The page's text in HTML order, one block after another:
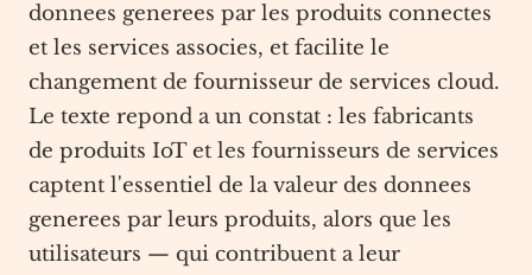
donnees generees par les produits connectes
et les services associes, et facilite le
changement de fournisseur de services cloud.
Le texte repond a un constat : les fabricants
de produits IoT et les fournisseurs de services
captent l'essentiel de la valeur des donnees
generees par leurs produits, alors que les
utilisateurs — qui contribuent a leur